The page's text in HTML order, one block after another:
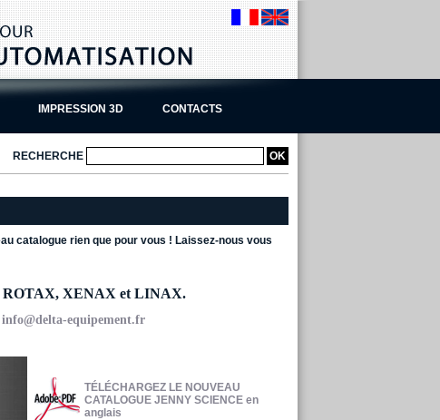
IMPRESSION 3D CONTACTS
RECHERCHE
catalogue rien que pour vous ! Laissez-nous vous
XENAX et LINAX.
info@delta-equipement.fr
TÉLÉCHARGEZ LE NOUVEAU
CATALOGUE JENNY SCIENCE en
anglais